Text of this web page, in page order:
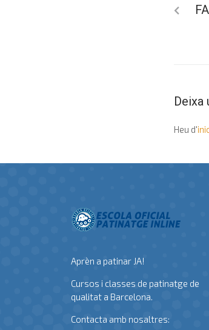
Deixa
Heu d'
Aprèn a patinar JA!
Cursos i classes de patinatge de
qualitat a Barcelona.
Contacta amb nosaltres: